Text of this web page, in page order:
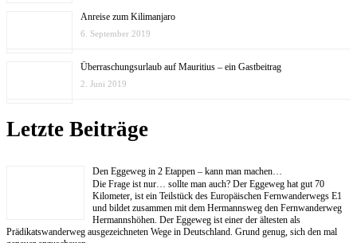
Anreise zum Kilimanjaro
6. September 2019
Überraschungsurlaub auf Mauritius – ein Gastbeitrag
2. Juni 2019
Letzte Beiträge
Den Eggeweg in 2 Etappen – kann man machen…
Die Frage ist nur… sollte man auch? Der Eggeweg hat gut 70
Kilometer, ist ein Teilstück des Europäischen Fernwanderwegs E1
und bildet zusammen mit dem Hermannsweg den Fernwanderweg
Hermannshöhen. Der Eggeweg ist einer der ältesten als
Prädikatswanderweg ausgezeichneten Wege in Deutschland. Grund genug, sich den mal